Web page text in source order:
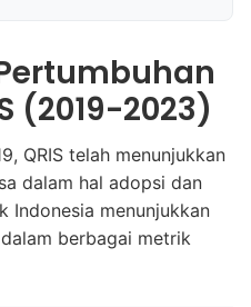
(2019-2023)
QRIS telah menunjukkan
dalam hal adopsi dan
Indonesia menunjukkan
berbagai metrik